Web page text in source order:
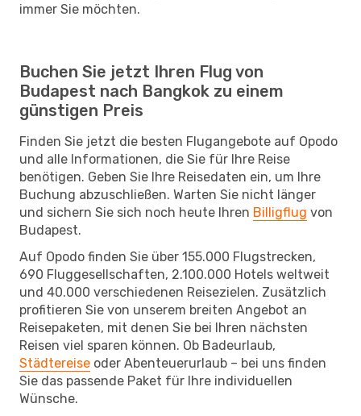
immer Sie möchten.
Buchen Sie jetzt Ihren Flug von
Budapest nach Bangkok zu einem
günstigen Preis
Finden Sie jetzt die besten Flugangebote auf Opodo
und alle Informationen, die Sie für Ihre Reise
benötigen. Geben Sie Ihre Reisedaten ein, um Ihre
Buchung abzuschließen. Warten Sie nicht länger
und sichern Sie sich noch heute Ihren Billigflug von
Budapest.
Auf Opodo finden Sie über 155.000 Flugstrecken,
690 Fluggesellschaften, 2.100.000 Hotels weltweit
und 40.000 verschiedenen Reisezielen. Zusätzlich
profitieren Sie von unserem breiten Angebot an
Reisepaketen, mit denen Sie bei Ihren nächsten
Reisen viel sparen können. Ob Badeurlaub,
Städtereise oder Abenteuerurlaub – bei uns finden
Sie das passende Paket für Ihre individuellen
Wünsche.